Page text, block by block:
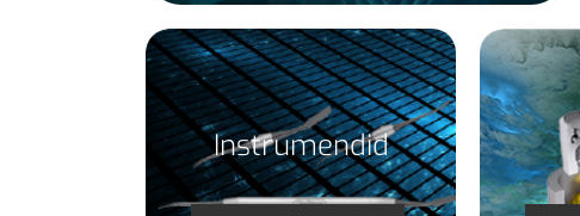
Instrumendid